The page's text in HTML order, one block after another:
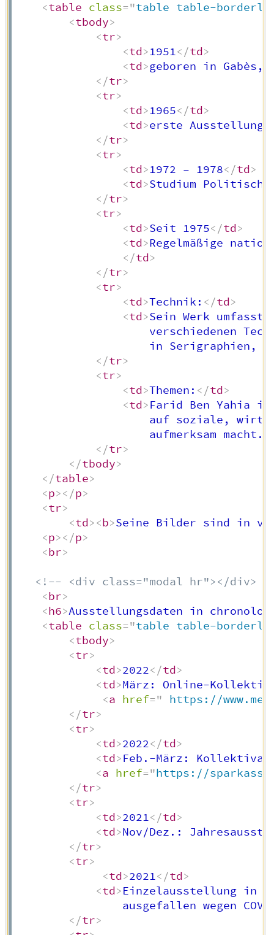
<table class="table table-
<tbody>
<tr>
<td>1951</td>
<td>geboren in Gabès,
</tr>
<tr>
<td>1965</td>
<td>erste Ausstellung
</tr>
<tr>
<td>1972 – 1978</td>
<td>Studium
</tr>
<tr>
<td>Seit 1975</td>
<td>Regelmäßige
</td>
</tr>
<tr>
<td>Technik: </td>
<td>Sein Werk
verschiedenen
in Serigraphien,
</tr>
<tr>
<td>Themen: </td>
<td>Farid Ben Yahia
auf soziale,
                    aufmerksam macht.
</tr>
</tbody>
</table>
<p></p>
<tr>
<td><b>Seine Bilder sind in
<p></p>
<br>
<!-- <div class="modal hr"></div>
<br>
<h6>Ausstellungsdaten in
<table class="table table-
<tbody>
<tr>
<td>2022</td>
<td>März: Online-
<a href=" https://
</tr>
<tr>
<td>2022</td>
<td>Feb.-März:
<a href="https://
</tr>
<tr>
<td>2021</td>
<td>Nov/Dez.:
</tr>
<tr>
<td>2021</td>
<td>Einzelausstellung in
ausgefallen wegen
</tr>